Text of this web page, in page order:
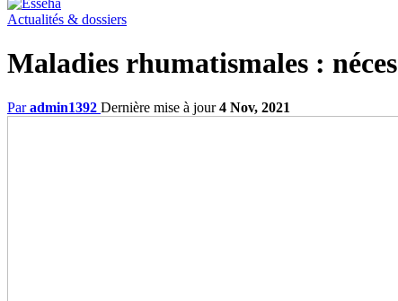
Actualités & dossiers
Maladies rhumatismales :
Paradmin1392 Dernière mise à jour4 Nov, 2021